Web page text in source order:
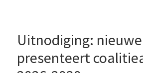
Uitnodiging:
presenteert